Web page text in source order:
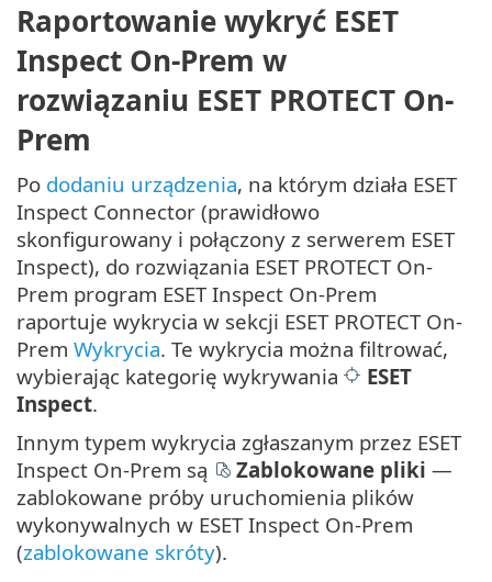
Raportowanie wykryć ESET
Inspect On-Prem w
rozwiązaniu ESET PROTECT On-
Prem
Po dodaniu urządzenia, na którym działa ESET
Inspect Connector (prawidłowo
skonfigurowany i połączony z serwerem ESET
Inspect), do rozwiązania ESET PROTECT On-
Prem program ESET Inspect On-Prem
raportuje wykrycia w sekcji ESET PROTECT On-
Prem Wykrycia. Te wykrycia można filtrować,
wybierając kategorię wykrywania
ESET
Inspect.
Innym typem wykrycia zgłaszanym przez ESET
Inspect On-Prem są
Zablokowane pliki —
zablokowane próby uruchomienia plików
wykonywalnych w ESET Inspect On-Prem
(zablokowane skróty).